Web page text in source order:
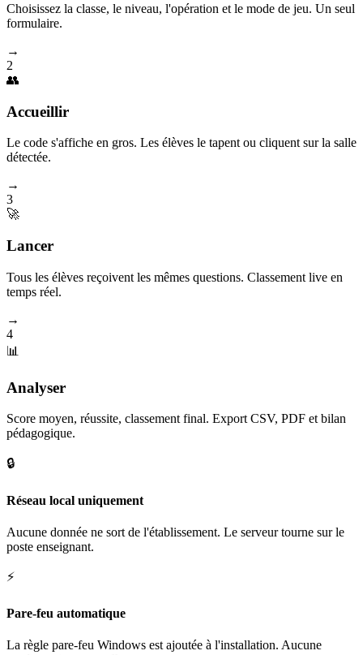
Choisissez la classe, le niveau, l'opération et le mode de jeu. Un seul
formulaire.
→
2
👥
Accueillir
Le code s'affiche en gros. Les élèves le tapent ou cliquent sur la salle
détectée.
→
3
🚀
Lancer
Tous les élèves reçoivent les mêmes questions. Classement live en
temps réel.
→
4
📊
Analyser
Score moyen, réussite, classement final. Export CSV, PDF et bilan
pédagogique.
🔒
Réseau local uniquement
Aucune donnée ne sort de l'établissement. Le serveur tourne sur le
poste enseignant.
⚡
Pare-feu automatique
La règle pare-feu Windows est ajoutée à l'installation. Aucune